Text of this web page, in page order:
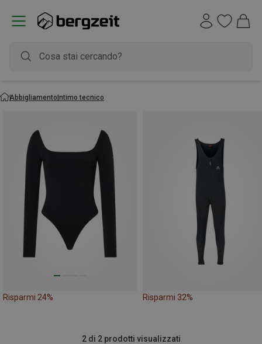
AbbigliamentoIntimo tecnico
Risparmi 24% Risparmi 32%
2 di 2 prodotti visualizzati